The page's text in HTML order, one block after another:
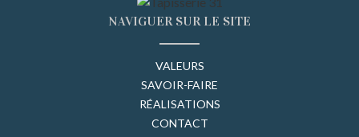
NAVIGUER SUR LE SITE
VALEURS
SAVOIR-FAIRE
RÉALISATIONS
CONTACT